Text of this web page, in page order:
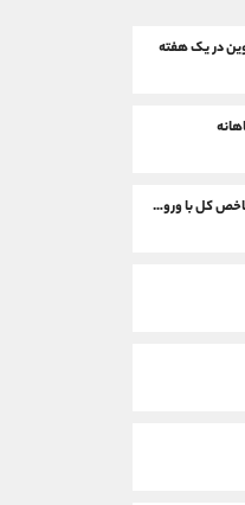
بورس 9 تیر 1405؛ رشد 68 هزار واحدی شاخص کل با ورود 3 همت پول حقیقی